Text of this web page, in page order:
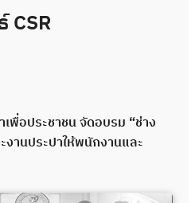
CSR
พื่อประชาชน จัดอบรม “ช่าง
งานประปาให้พนักงานและ